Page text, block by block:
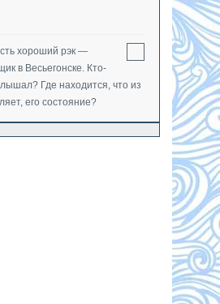
хороший рэк —
в Весьегонске. Кто-
Где находится, что из
его состояние?